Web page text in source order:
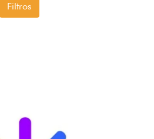
Filtros